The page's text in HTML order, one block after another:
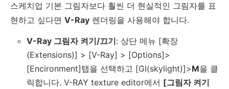
스케치업 기본 그림자보다 훨씬 더 현실적인 그림자를 표
현하고 싶다면 V-Ray 렌더링을 사용해야 합니다.
V-Ray 그림자 켜기/끄기: 상단 메뉴 [확장
(Extensions)] > [V-Ray] > [Options]>
[Encironment]탭을 선택하고 [GI(skylight)]>M을 클
릭합니다. V-RAY texture editor에서 [그림자 켜기